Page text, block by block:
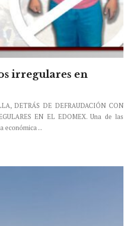
irregulares en
DETRÁS DE DEFRAUDACIÓN CON
EN EL EDOMEX. Una de las
económica ...